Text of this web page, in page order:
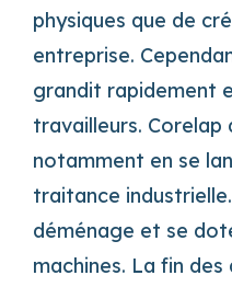
physiques que de
entreprise.
grandit rapidement
travailleurs.
notamment en se
traitance
déménage et se
machines. La fin